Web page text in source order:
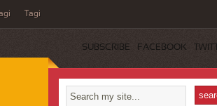
Tagi
SUBSCRIBE FACEBOOK